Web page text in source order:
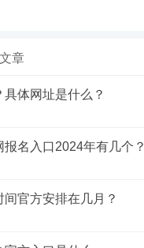
章
体网址是什么？
名入口2024年有几个？
官方安排在几月？